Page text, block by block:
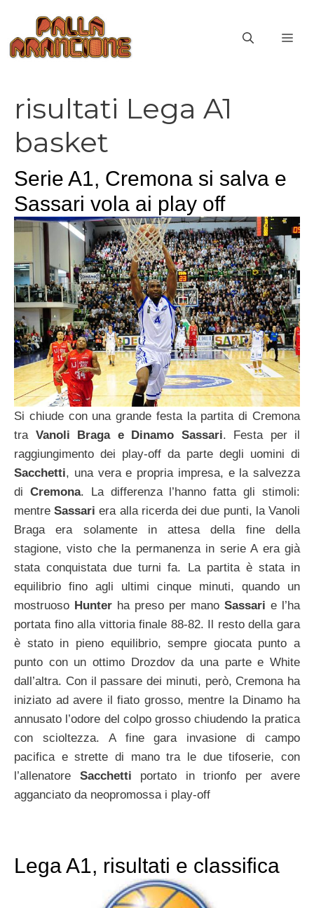
contenuto
risultati Lega A1
basket
Serie A1, Cremona si salva e
Sassari vola ai play off
Si chiude con una grande festa la partita di Cremona
tra Vanoli Braga e Dinamo Sassari. Festa per il
raggiungimento dei play-off da parte degli uomini di
Sacchetti, una vera e propria impresa, e la salvezza
di Cremona. La differenza l’hanno fatta gli stimoli:
mentreSassariera alla ricerda dei due punti, la Vanoli
Braga era solamente in attesa della fine della
stagione, visto che la permanenza in serie A era già
stata conquistata due turni fa. La partita è stata in
equilibrio fino agli ultimi cinque minuti, quando un
mostruoso Hunter ha preso per mano Sassari e l’ha
portata fino alla vittoria finale 88-82. Il resto della gara
è stato in pieno equilibrio, sempre giocata punto a
punto con un ottimo Drozdov da una parte e White
dall’altra. Con il passare dei minuti, però, Cremona ha
iniziato ad avere il fiato grosso, mentre la Dinamo ha
annusato l’odore del colpo grosso chiudendo la pratica
con scioltezza. A fine gara invasione di campo
pacifica e strette di mano tra le due tifoserie, con
l’allenatore Sacchetti portato in trionfo per avere
agganciato da neopromossa i play-off
Lega A1, risultati e classifica